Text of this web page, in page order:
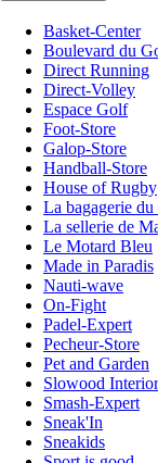
Basket-Center
Boulevard du
Direct Running
Direct-Volley
Espace Golf
Foot-Store
Galop-Store
Handball-Store
House of Rugby
La bagagerie
La sellerie de
Le Motard Bleu
Made in Paradis
Nauti-wave
On-Fight
Padel-Expert
Pecheur-Store
Pet and Garden
Slowood Interior
Smash-Expert
Sneak'In
Sneakids